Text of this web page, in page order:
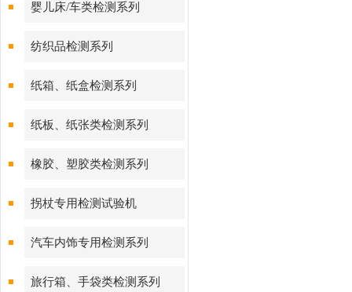
婴儿床/车类检测系列
纺织品检测系列
纸箱、纸盒检测系列
纸板、纸张类检测系列
橡胶、塑胶类检测系列
拐杖专用检测试验机
汽车内饰专用检测系列
旅行箱、手袋类检测系列